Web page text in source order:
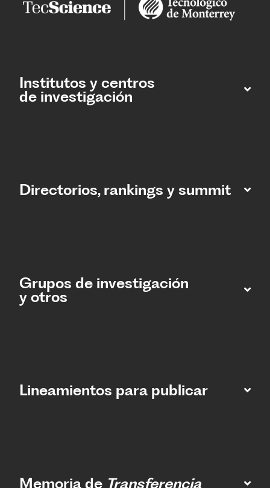
Institutos y centros
de investigación
Directorios, rankings y summit
Grupos de investigación
y otros
Lineamientos para publicar
Memoria de Transferencia